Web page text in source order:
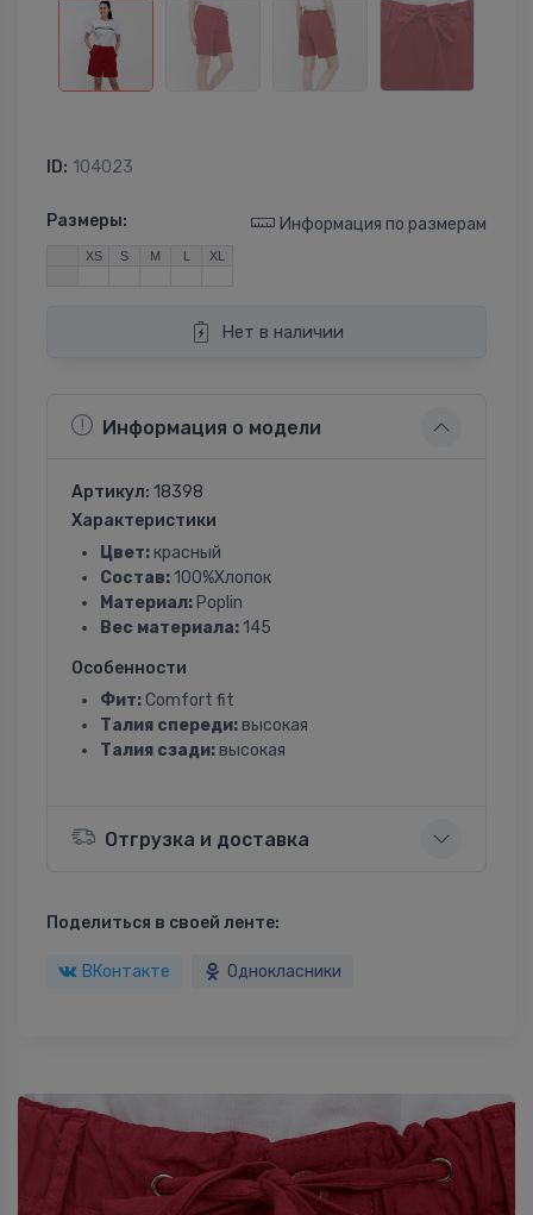
ID: 104023
Размеры: Информация по размерам
XS S M L XL
Нет в наличии
Информация о модели
Артикул: 18398
Характеристики
Цвет: красный
Состав: 100%Хлопок
Материал: Poplin
Вес материала: 145
Особенности
Фит: Comfort fit
Талия спереди: высокая
Талия сзади: высокая
Отгрузка и доставка
Поделиться в своей ленте:
ВКонтакте Однокласники